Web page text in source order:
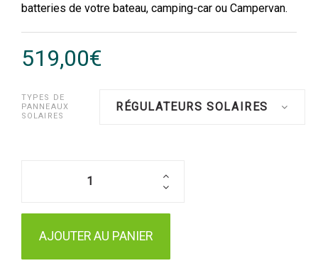
batteries de votre bateau, camping-car ou Campervan.
519,00€
TYPES DE
PANNEAUX
SOLAIRES
RÉGULATEURS SOLAIRES
AJOUTER AU PANIER